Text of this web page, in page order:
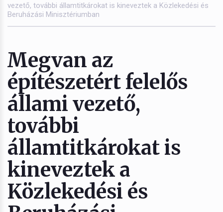
vezető, további államtitkárokat is kineveztek a Közlekedési és
Beruházási Minisztériumban
Megvan az
építészetért felelős
állami vezető,
további
államtitkárokat is
kineveztek a
Közlekedési és